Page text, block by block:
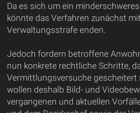
Da es sich um ein
könnte das Verfahren zunächst
Verwaltungsstrafe enden.
Jedoch fordern betroffene
nun konkrete rechtliche Schritte,
Vermittlungsversuche gescheitert
wollen deshalb Bild- und
vergangenen und aktuellen